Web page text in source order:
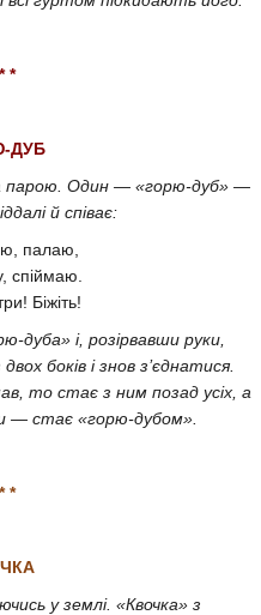
*
ДУБ
парою. Один — «горю-дуб» —
й співає:
палаю,
спіймаю.
Біжіть!
дуба» і, розірвавши руки,
боків і знов з’єднатися.
то стає з ним позад усіх, а
— стає «горю-дубом».
*
у землі. «Квочка» з